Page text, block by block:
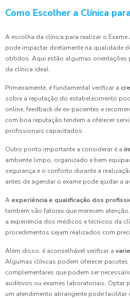
Como Escolher a Clínica
A escolha da clínica para realizar o
pode impactar diretamente na qualidade
obtidos. Aqui estão algumas orientações
da clínica ideal.
Primeiramente, é fundamental verificar a
sobre a reputação do estabelecimento
online, feedback de ex-pacientes e
com boa reputação tendem a oferecer
profissionais capacitados.
Outro ponto importante a considerar é a
ambiente limpo, organizado e bem
segurança e o conforto durante a
antes de agendar o exame pode ajudar a
A experiência e qualificação dos
também são fatores que merecem
a experiência dos médicos e técnicos da
procedimentos sejam realizados com
Além disso, é aconselhável verificar a
Algumas clínicas podem oferecer pacotes
complementares que podem ser
auditivos ou exames laboratoriais. Optar
um atendimento abrangente pode facilitar